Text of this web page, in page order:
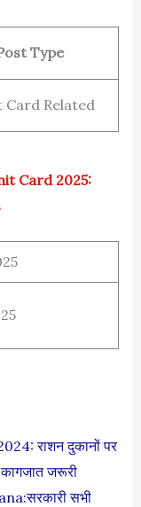
Type
Card Related
Card 2025:
राशन दुकानों पर
जरूरी
सभी